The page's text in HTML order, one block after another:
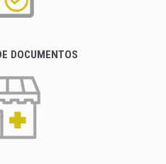
DOCUMENTOS